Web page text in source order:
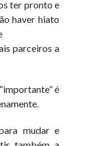
ter pronto e
haver hiato
parceiros a
é
mudar e